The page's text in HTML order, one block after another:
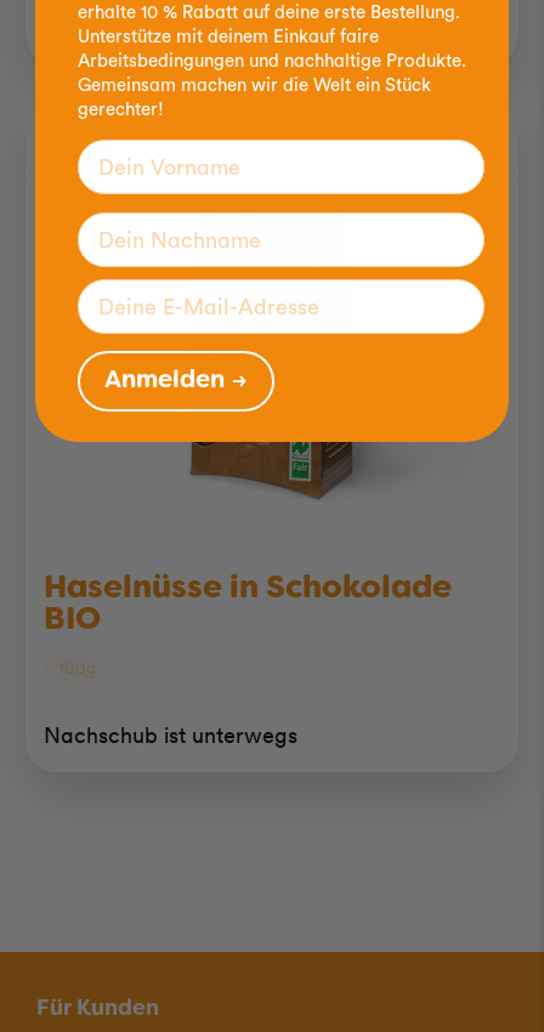
Haselnüsse in Schokolade
BIO
100g
Nachschub ist unterwegs
Für Kunden
erhalte 10 % Rabatt auf deine erste Bestellung.
Unterstütze mit deinem Einkauf faire
Arbeitsbedingungen und nachhaltige Produkte.
Gemeinsam machen wir die Welt ein Stück
gerechter!
Anmelden →